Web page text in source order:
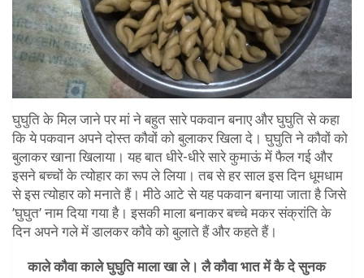
घुघुति के मिल जाने पर मां ने बहुत सारे पकवान बनाए और घुघुति से कहा
कि ये पकवान अपने दोस्त कौवों को बुलाकर खिला दे। घुघुति ने कौवों को
बुलाकर खाना खिलाया। यह बात धीरे-धीरे सारे कुमाऊं में फैल गई और
इसने बच्चों के त्योहार का रूप ले लिया। तब से हर साल इस दिन धूमधाम
से इस त्योहार को मनाते हैं। मीठे आटे से यह पकवान बनाया जाता है जिसे
’घुघुत’ नाम दिया गया है। इसकी माला बनाकर बच्चे मकर संक्रांति के
दिन अपने गले में डालकर कौवे को बुलाते हैं और कहते हैं।
काले कौवा काले घुघुति माला खा ले। लै कौवा भात में कै दे सुनक